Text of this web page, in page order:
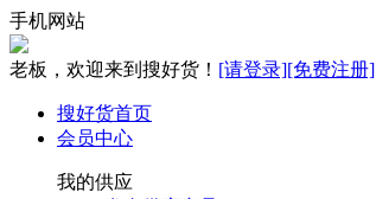
手机网站
老板，欢迎来到搜好货！ [请登录][免费注册]
搜好货首页
会员中心
我的供应